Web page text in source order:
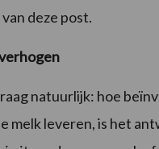
deze post.
natuurlijk: hoe
melk leveren, is het